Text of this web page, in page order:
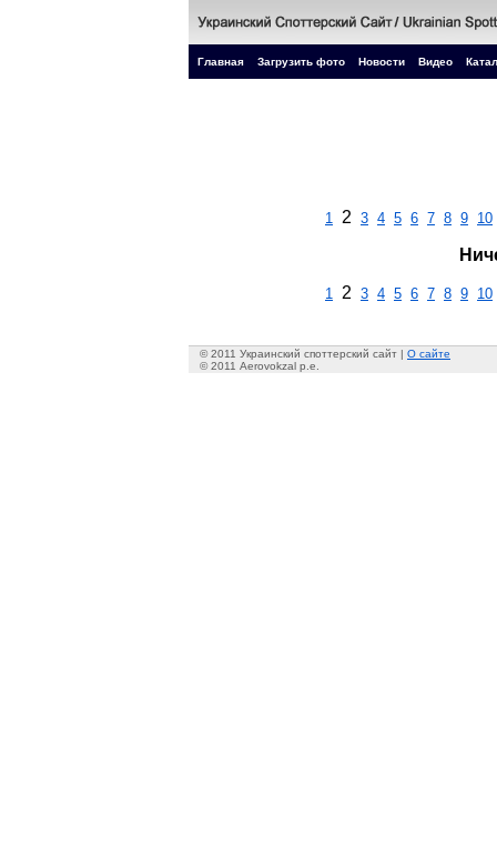
Главная Загрузить фото Новости Видео
1 2 3 4 5 6 7 8 9 10
1 2 3 4 5 6 7 8 9 10
© 2011 Украинский споттерский сайт | О сайте
© 2011 Aerovokzal p.e.